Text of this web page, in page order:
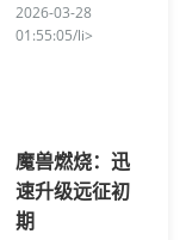
2026-03-28
01:55:05/li>
魔兽燃烧：迅
速升级远征初
期